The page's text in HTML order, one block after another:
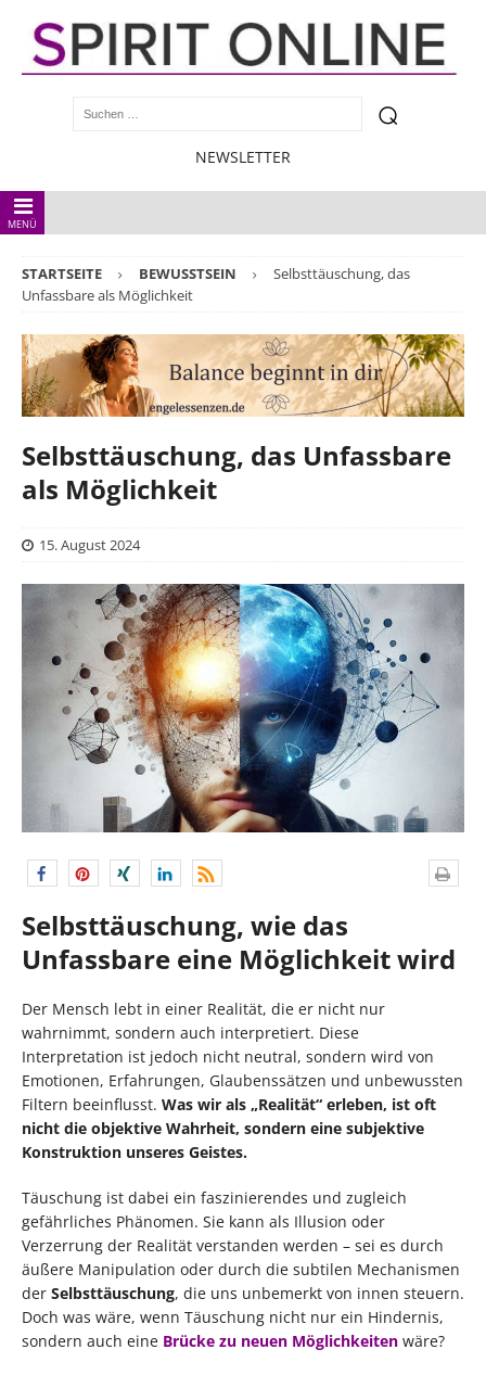
NEWSLETTER
MENÜ
STARTSEITE BEWUSSTSEIN
Selbsttäuschung, das
Unfassbare als Möglichkeit
Selbsttäuschung, das Unfassbare
als Möglichkeit
15. August 2024
Selbsttäuschung, wie das
Unfassbare eine Möglichkeit wird
Der Mensch lebt in einer Realität, die er nicht nur
wahrnimmt, sondern auch interpretiert. Diese
Interpretation ist jedoch nicht neutral, sondern wird von
Emotionen, Erfahrungen, Glaubenssätzen und unbewussten
Filtern beeinflusst. Was wir als „Realität“ erleben, ist oft
nicht die objektive Wahrheit, sondern eine subjektive
Konstruktion unseres Geistes.
Täuschung ist dabei ein faszinierendes und zugleich
gefährliches Phänomen. Sie kann als Illusion oder
Verzerrung der Realität verstanden werden – sei es durch
äußere Manipulation oder durch die subtilen Mechanismen
der Selbsttäuschung, die uns unbemerkt von innen steuern.
Doch was wäre, wenn Täuschung nicht nur ein Hindernis,
sondern auch eine Brücke zu neuen Möglichkeiten wäre?